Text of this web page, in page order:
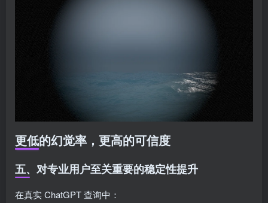
更低的幻觉率，更高的可信度
五、对专业用户至关重要的稳定性提升
在真实 ChatGPT 查询中：